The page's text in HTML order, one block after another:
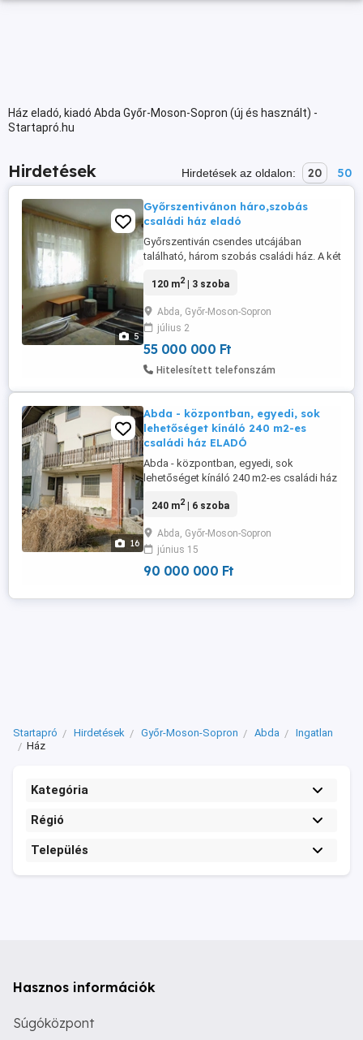
Ház eladó, kiadó Abda Győr-Moson-Sopron (új és használt) -
Startapró.hu
Hirdetések Hirdetések az oldalon: 20 50
5
Győrszentivánon háro,szobás
családi ház eladó
Győrszentiván csendes utcájában
található, három szobás családi ház. A két
kisebbik műpadlós, míg a többi helyiség
fürdőt, és a WC-t közös előtérből lehet
megközelíteni, melyet igény szerint, le
lehet választani. Mindkét fűtés ...
120 m2| 3 szoba
Abda, Győr-Moson-Sopron
július 2
55 000 000 Ft
Hitelesített telefonszám
16
Abda - központban, egyedi, sok
lehetőséget kínáló 240 m2-es
családi ház ELADÓ
Abda - központban, egyedi, sok
lehetőséget kínáló 240 m2-es családi ház
befektetésnek ideális ingatlan, nagy
Földszint: - nappali - konyha - kamra -
közlekedők - fürdőszoba, WC egyben -
pincelejárat - egykori szauna - garázs -
240 m2| 6 szoba
Abda, Győr-Moson-Sopron
június 15
90 000 000 Ft
Startapró Hirdetések Győr-Moson-Sopron Abda
Ingatlan
Ház
Kategória
Régió
Település
Hasznos információk
Súgóközpont